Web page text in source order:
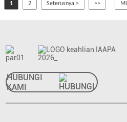
1 2 Seterusnya > >>
HUBUNGI
KAMI